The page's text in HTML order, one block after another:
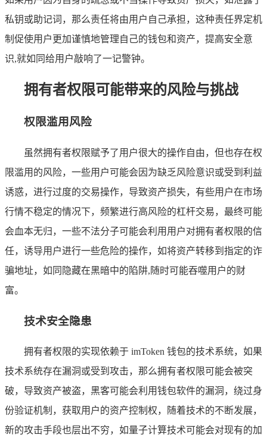
私钥或助记词，那么责任将由用户自己承担，这种责任界定机
制促使用户更加谨慎地管理自己的钱包和资产，提高安全意
识,就如同给用户敲响了一记警钟。
拥有者权限可能带来的风险与挑战
权限滥用风险
虽然拥有者权限赋予了用户很大的操作自由，但也存在权
限滥用的风险，一些用户可能会因为缺乏风险意识或受到利益
诱惑，进行过度的交易操作，导致资产损失，有些用户在市场
行情不稳定的情况下，频繁进行高风险的杠杆交易，最终可能
会血本无归，一些不法分子可能会利用用户对拥有者权限的信
任，诱导用户进行一些危险的操作，如将资产转移到指定的诈
骗地址，如同隐藏在黑暗中的陷阱,随时可能吞噬用户的财
富。
技术安全隐患
拥有者权限的实现依赖于 imToken 钱包的技术系统，如果
技术系统存在漏洞或受到攻击，那么拥有者权限可能会被突
破，导致资产被盗，黑客可能会利用钱包软件的漏洞，绕过身
份验证机制，获取用户的资产控制权，随着技术的不断发展，
新的攻击手段也层出不穷，如量子计算技术可能会对现有的加